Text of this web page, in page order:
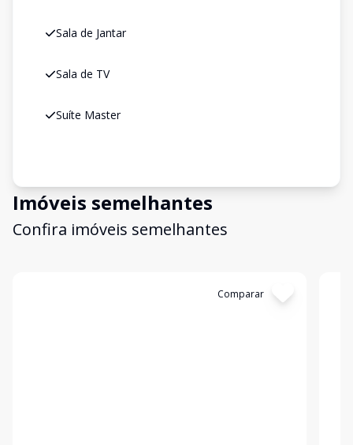
Sala de Jantar
Sala de TV
Suíte Master
Imóveis semelhantes
Confira imóveis semelhantes
Comparar